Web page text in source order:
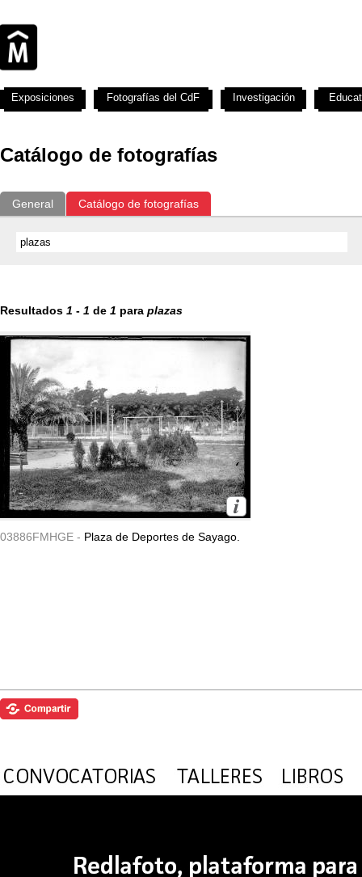
Catálogo de fotografías
General Catálogo de fotografías
Resultados 1 - 1 de 1 para plazas
03886FMHGE - Plaza de Deportes de Sayago.
Exposiciones Fotografías del CdF Investigación